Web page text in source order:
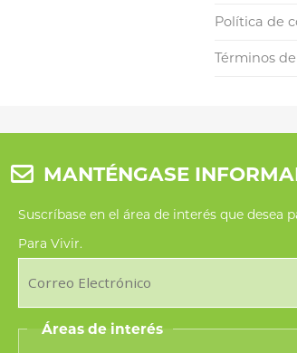
Política de
Términos
MANTÉNGASE
Suscríbase en el área de interés que desea
Para Vivir.
Áreas de interés